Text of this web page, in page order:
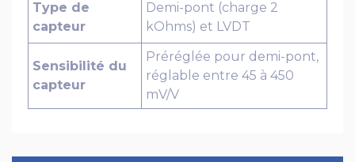
Type de
capteur
Demi-pont (charge 2
kOhms) et LVDT
Sensibilité du
capteur
Préréglée pour demi-pont,
réglable entre 45 à 450
mV/V